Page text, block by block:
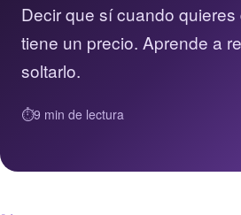
Decir que sí cuando
tiene un precio. Aprende a
soltarlo.
9 min de lectura